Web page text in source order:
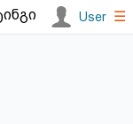
User ☰